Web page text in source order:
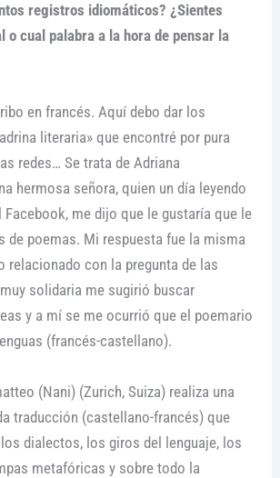
registros idiomáticos? ¿Sientes
o cual palabra a la hora de pensar la
en francés. Aquí debo dar los
literaria» que encontré por pura
redes… Se trata de Adriana
hermosa señora, quien un día leyendo
me dijo que le gustaría que le
de poemas. Mi respuesta fue la misma
relacionado con la pregunta de las
solidaria me sugirió buscar
y a mí se me ocurrió que el poemario
(francés-castellano).
(Nani) (Zurich, Suiza) realiza una
traducción (castellano-francés) que
dialectos, los giros del lenguaje, los
metafóricas y sobre todo la